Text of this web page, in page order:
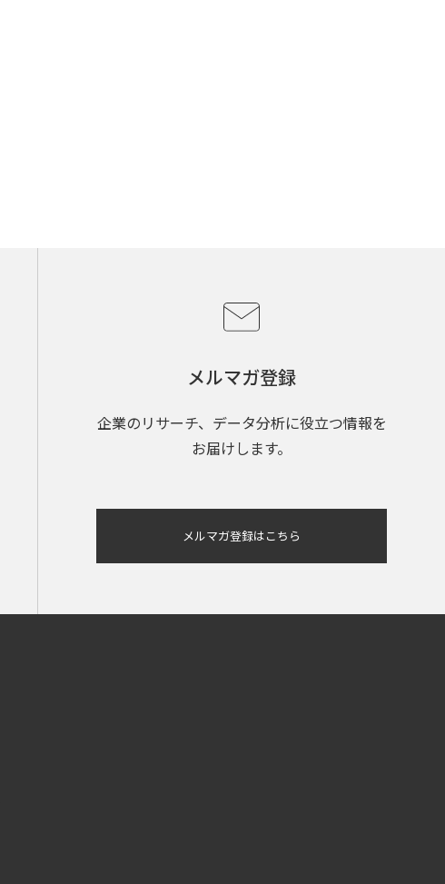
メルマガ登録
企業のリサーチ、データ分析に役立つ情報を
お届けします。
メルマガ登録はこちら